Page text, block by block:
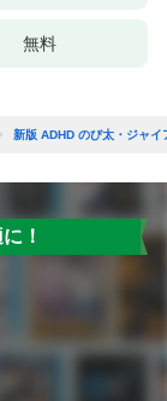
無料
新版 ADHD のび太・ジャイ
！